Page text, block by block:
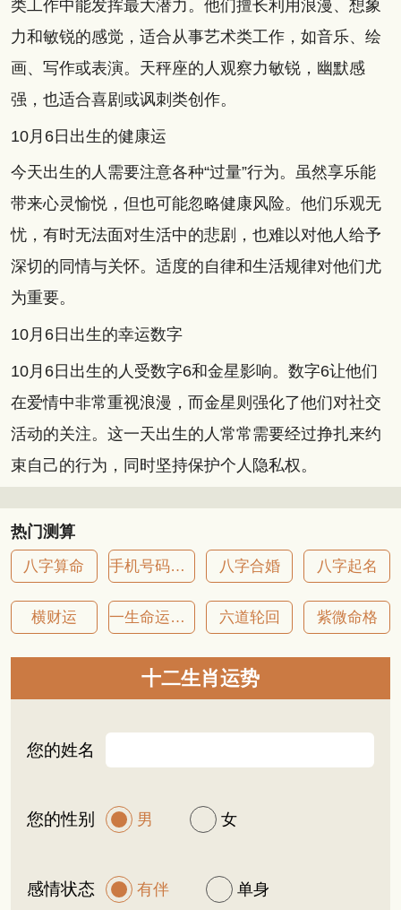
类工作中能发挥最大潜力。他们擅长利用浪漫、想象
力和敏锐的感觉，适合从事艺术类工作，如音乐、绘
画、写作或表演。天秤座的人观察力敏锐，幽默感
强，也适合喜剧或讽刺类创作。
10月6日出生的健康运
今天出生的人需要注意各种“过量”行为。虽然享乐能
带来心灵愉悦，但也可能忽略健康风险。他们乐观无
忧，有时无法面对生活中的悲剧，也难以对他人给予
深切的同情与关怀。适度的自律和生活规律对他们尤
为重要。
10月6日出生的幸运数字
10月6日出生的人受数字6和金星影响。数字6让他们
在爱情中非常重视浪漫，而金星则强化了他们对社交
活动的关注。这一天出生的人常常需要经过挣扎来约
束自己的行为，同时坚持保护个人隐私权。
热门测算
八字算命 手机号码吉凶 八字合婚 八字起名
横财运 一生命运详批 六道轮回 紫微命格
十二生肖运势
您的姓名
您的性别 男 女
感情状态 有伴 单身